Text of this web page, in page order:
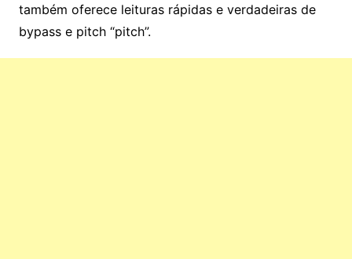
também oferece leituras rápidas e verdadeiras de
bypass e pitch “pitch”.